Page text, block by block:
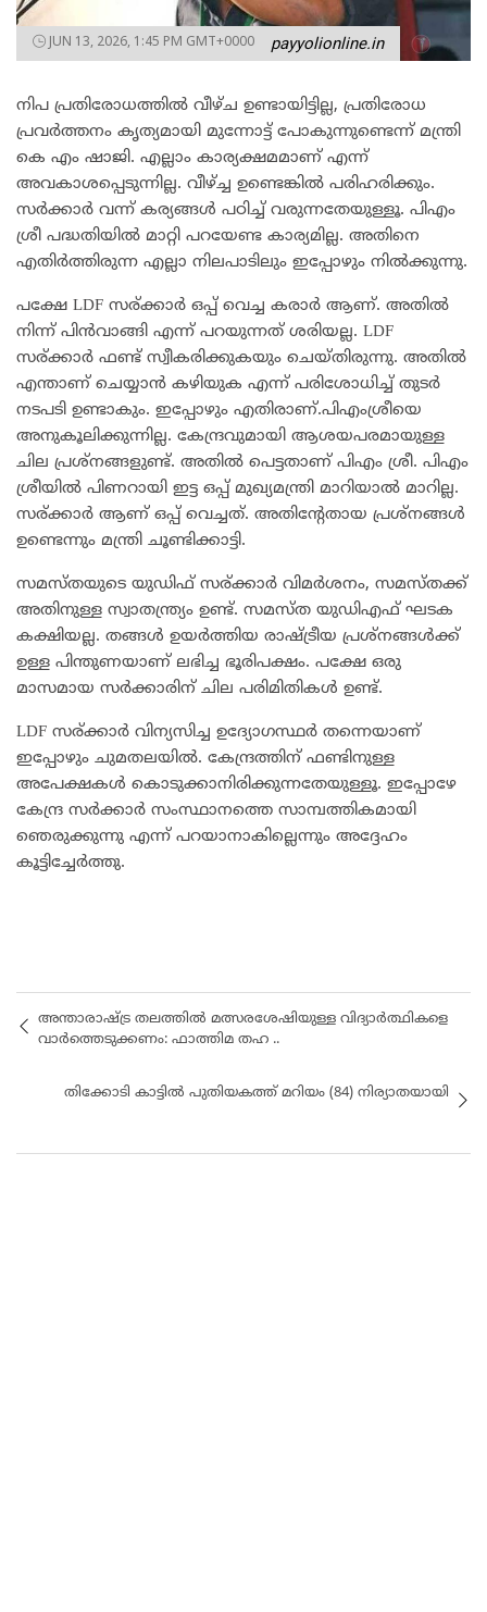
JUN 13, 2026, 1:45 PM GMT+0000 payyolionline.in
നിപ പ്രതിരോധത്തിൽ വീഴ്ച ഉണ്ടായിട്ടില്ല, പ്രതിരോധ
പ്രവർത്തനം കൃത്യമായി മുന്നോട്ട് പോകുന്നുണ്ടെന്ന് മന്ത്രി
കെ എം ഷാജി. എല്ലാം കാര്യക്ഷമമാണ് എന്ന്
അവകാശപ്പെടുന്നില്ല. വീഴ്ച്ച ഉണ്ടെങ്കിൽ പരിഹരിക്കും.
സർക്കാർ വന്ന് കര്യങ്ങൾ പഠിച്ച് വരുന്നതേയുള്ളൂ. പിഎം
ശ്രീ പദ്ധതിയിൽ മാറ്റി പറയേണ്ട കാര്യമില്ല. അതിനെ
എതിർത്തിരുന്ന എല്ലാ നിലപാടിലും ഇപ്പോഴും നിൽക്കുന്നു.
പക്ഷേ LDF സര്ക്കാർ ഒപ്പ് വെച്ച കരാർ ആണ്. അതിൽ
നിന്ന് പിൻവാങ്ങി എന്ന് പറയുന്നത് ശരിയല്ല. LDF
സര്ക്കാർ ഫണ്ട് സ്വീകരിക്കുകയും ചെയ്തിരുന്നു. അതിൽ
എന്താണ് ചെയ്യാൻ കഴിയുക എന്ന് പരിശോധിച്ച് തുടർ
നടപടി ഉണ്ടാകും. ഇപ്പോഴും എതിരാണ്.പിഎംശ്രീയെ
അനുകൂലിക്കുന്നില്ല. കേന്ദ്രവുമായി ആശയപരമായുള്ള
ചില പ്രശ്നങ്ങളുണ്ട്. അതിൽ പെട്ടതാണ് പിഎം ശ്രീ. പിഎം
ശ്രീയിൽ പിണറായി ഇട്ട ഒപ്പ് മുഖ്യമന്ത്രി മാറിയാൽ മാറില്ല.
സര്ക്കാർ ആണ് ഒപ്പ് വെച്ചത്. അതിൻ്റേതായ പ്രശ്നങ്ങൾ
ഉണ്ടെന്നും മന്ത്രി ചൂണ്ടിക്കാട്ടി.
സമസ്തയുടെ യുഡിഫ് സര്ക്കാർ വിമർശനം, സമസ്തക്ക്
അതിനുള്ള സ്വാതന്ത്ര്യം ഉണ്ട്. സമസ്ത യുഡിഎഫ് ഘടക
കക്ഷിയല്ല. തങ്ങൾ ഉയർത്തിയ രാഷ്ട്രീയ പ്രശ്നങ്ങൾക്ക്
ഉള്ള പിന്തുണയാണ് ലഭിച്ച ഭൂരിപക്ഷം. പക്ഷേ ഒരു
മാസമായ സർക്കാരിന് ചില പരിമിതികൾ ഉണ്ട്.
LDF സര്ക്കാർ വിന്യസിച്ച ഉദ്യോഗസ്ഥർ തന്നെയാണ്
ഇപ്പോഴും ചുമതലയിൽ. കേന്ദ്രത്തിന് ഫണ്ടിനുള്ള
അപേക്ഷകൾ കൊടുക്കാനിരിക്കുന്നതേയുള്ളൂ. ഇപ്പോഴേ
കേന്ദ്ര സർക്കാർ സംസ്ഥാനത്തെ സാമ്പത്തികമായി
ഞെരുക്കുന്നു എന്ന് പറയാനാകില്ലെന്നും അദ്ദേഹം
കൂട്ടിച്ചേർത്തു.
അന്താരാഷ്ട്ര തലത്തിൽ മത്സരശേഷിയുള്ള വിദ്യാർത്ഥികളെ
വാർത്തെടുക്കണം: ഫാത്തിമ തഹ ..
തിക്കോടി കാട്ടിൽ പുതിയകത്ത് മറിയം (84) നിര്യാതയായി